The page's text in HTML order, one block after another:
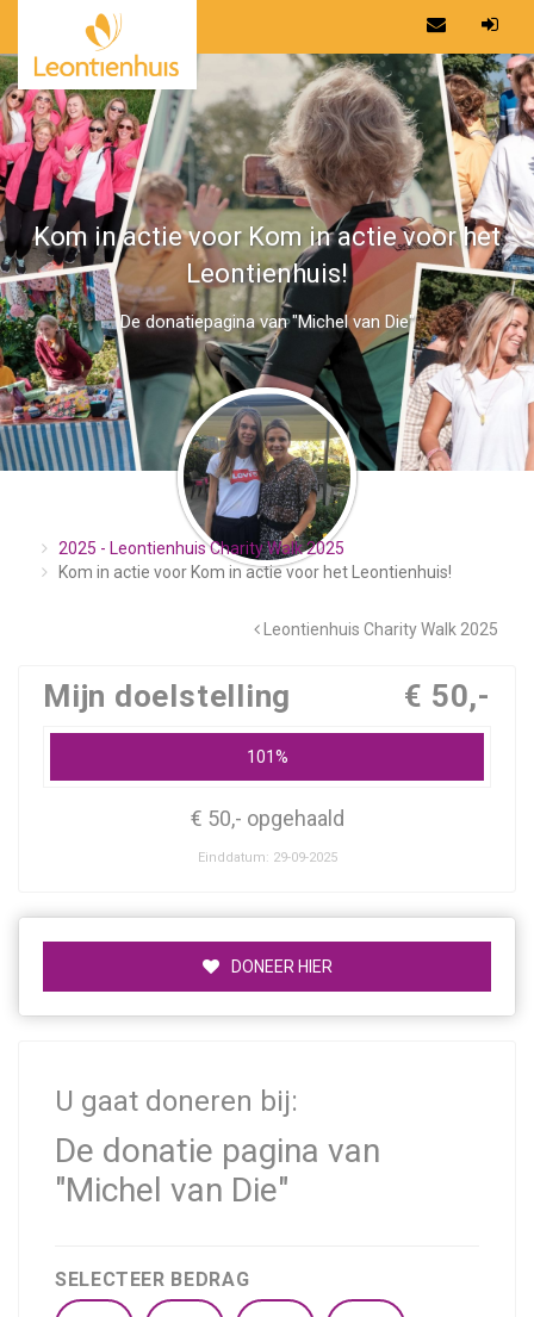
Kom in actie voor Kom in actie voor het
Leontienhuis!
De donatiepagina van "Michel van Die"
2025 - Leontienhuis Charity Walk 2025
Kom in actie voor Kom in actie voor het Leontienhuis!
Leontienhuis Charity Walk 2025
Mijn doelstelling € 50,-
101%
€ 50,- opgehaald
Einddatum: 29-09-2025
DONEER HIER
U gaat doneren bij:
De donatie pagina van
"Michel van Die"
SELECTEER BEDRAG